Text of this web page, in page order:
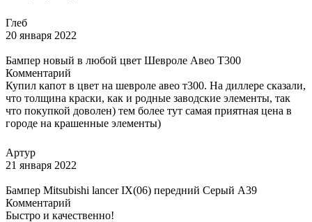
Глеб
20 января 2022
Бампер новый в любой цвет Шевроле Авео Т300
Комментарий
Купил капот в цвет на шевроле авео т300. На диллере сказали,
что толщина краски, как и родные заводские элементы, так
что покупкой доволен) тем более тут самая приятная цена в
городе на крашенные элементы)
Артур
21 января 2022
Бампер Mitsubishi lancer IX(06) передний Серый A39
Комментарий
Быстро и качественно!